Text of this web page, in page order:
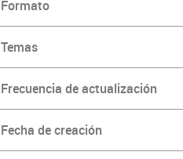
Formato
Temas
Frecuencia de actualización
Fecha de creación